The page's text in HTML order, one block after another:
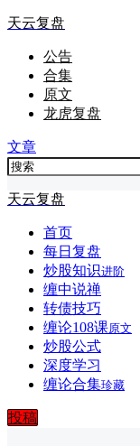
天云复盘
公告
合集
原文
龙虎复盘
文章
天云复盘
首页
每日复盘
炒股知识进阶
缠中说禅
转债技巧
缠论108课原文
炒股公式
深度学习
缠论合集珍藏
投稿